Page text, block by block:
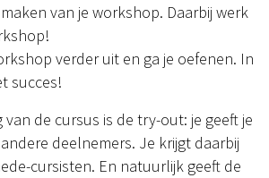
van je workshop. Daarbij werk
verder uit en ga je oefenen. In
succes!
van de cursus is de try-out: je geeft je
deelnemers. Je krijgt daarbij
cursisten. En natuurlijk geeft de